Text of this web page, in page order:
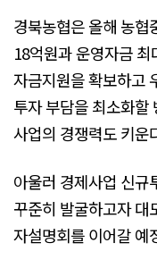
경북농협은 올해 농협
18억원과 운영자금
자금지원을 확보하고
투자 부담을 최소화할
사업의 경쟁력도 키운
아울러 경제사업 신규
꾸준히 발굴하고자 대
자설명회를 이어갈 예